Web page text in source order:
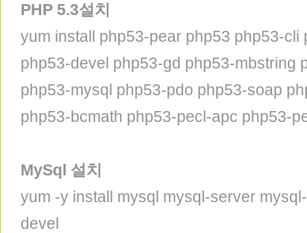
PHP 5.3설치
yum install php53-pear php53 php53-cli
php53-devel php53-gd php53-mbstring
php53-mysql php53-pdo php53-soap
php53-bcmath php53-pecl-apc php53-
MySql 설치
yum -y install mysql mysql-server
devel